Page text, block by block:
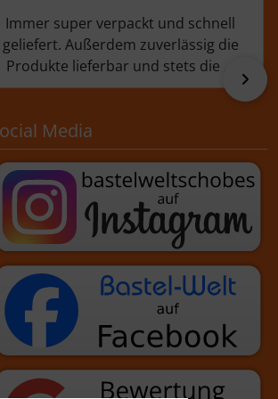
Immer super verpackt und schnell
geliefert. Außerdem zuverlässig die
Produkte lieferbar und stets die ...
vor
Media